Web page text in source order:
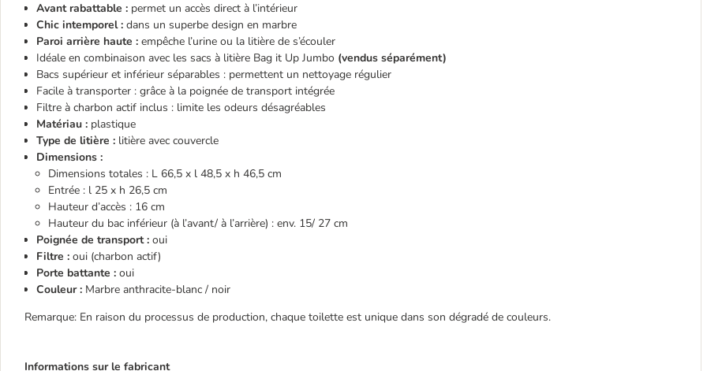
Avant rabattable : permet un accès direct à l’intérieur
Chic intemporel : dans un superbe design en marbre
Paroi arrière haute : empêche l’urine ou la litière de s’écouler
Idéale en combinaison avec les sacs à litière Bag it Up Jumbo (vendus séparément)
Bacs supérieur et inférieur séparables : permettent un nettoyage régulier
Facile à transporter : grâce à la poignée de transport intégrée
Filtre à charbon actif inclus : limite les odeurs désagréables
Matériau : plastique
Type de litière : litière avec couvercle
Dimensions :
Dimensions totales : L 66,5 x l 48,5 x h 46,5 cm
Entrée : l 25 x h 26,5 cm
Hauteur d’accès : 16 cm
Hauteur du bac inférieur (à l’avant/ à l’arrière) : env. 15/ 27 cm
Poignée de transport : oui
Filtre : oui (charbon actif)
Porte battante : oui
Couleur : Marbre anthracite-blanc / noir
Remarque: En raison du processus de production, chaque toilette est unique dans son dégradé de couleurs.
Informations sur le fabricant